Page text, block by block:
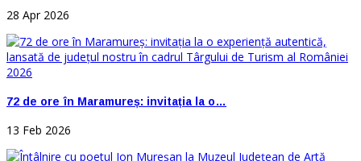
28 Apr 2026
72 de ore în Maramureș: invitația la o…
13 Feb 2026